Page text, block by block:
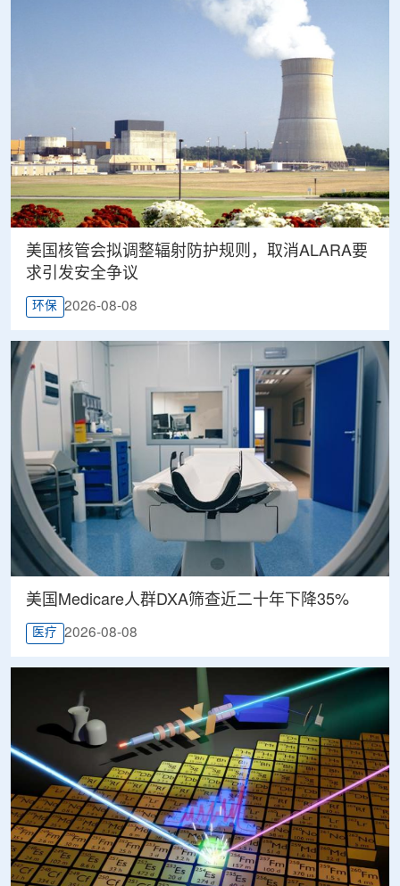
美国核管会拟调整辐射防护规则，取消ALARA要
求引发安全争议
环保 2026-08-08
美国Medicare人群DXA筛查近二十年下降35%
医疗 2026-08-08